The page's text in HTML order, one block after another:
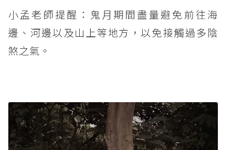
小孟老師提醒：鬼月期間盡量避免前往海
邊、河邊以及山上等地方，以免接觸過多陰
煞之氣。